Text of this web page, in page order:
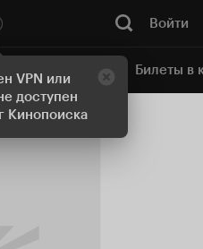
VPN или
доступен
Кинопоиска
Войти
кинотеатр Билеты в